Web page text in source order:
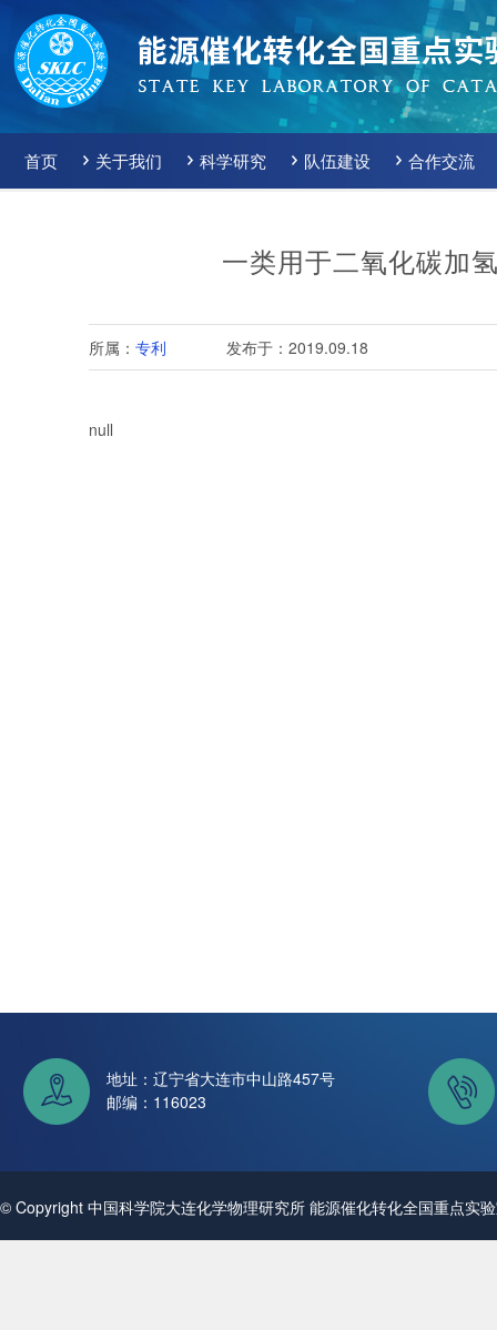
首页 关于我们 科学研究 队伍建设 合作交流
一类用于二氧化碳加
所属： 专利 发布于：2019.09.18
null
地址：辽宁省大连市中山路457号
邮编：116023
© Copyright 中国科学院大连化学物理研究所 能源催化转化全国重点实